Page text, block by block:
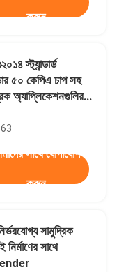
করুন
স্ট্যান্ডার্ড
৫০ কেপিএ চাপ সহ
অ্যাপ্লিকেশনগুলির
সাথে যোগাযোগ
করুন
সামুদ্রিক
সাথে